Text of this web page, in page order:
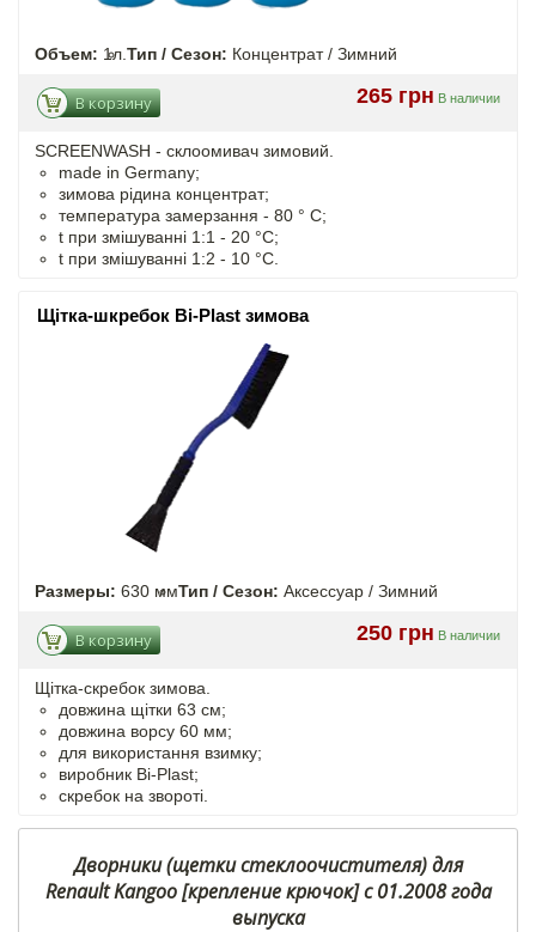
Объем: 1л. Тип / Сезон: Концентрат / Зимний
265 грн В наличии
В корзину
SCREENWASH - cклоомивач зимовий.
made in Germany;
зимова рідина концентрат;
температура замерзання - 80 ° C;
t при змішуванні 1:1 - 20 °C;
t при змішуванні 1:2 - 10 °C.
Щітка-шкребок Bi-Plast зимова
Размеры: 630 ммТип / Сезон: Аксессуар / Зимний
250 грн В наличии
В корзину
Щітка-скребок зимова.
довжина щітки 63 см;
довжина ворсу 60 мм;
для використання взимку;
виробник Bi-Plast;
скребок на звороті.
Дворники (щетки стеклоочистителя) для
Renault Kangoo [крепление крючок] с 01.2008 года
выпуска